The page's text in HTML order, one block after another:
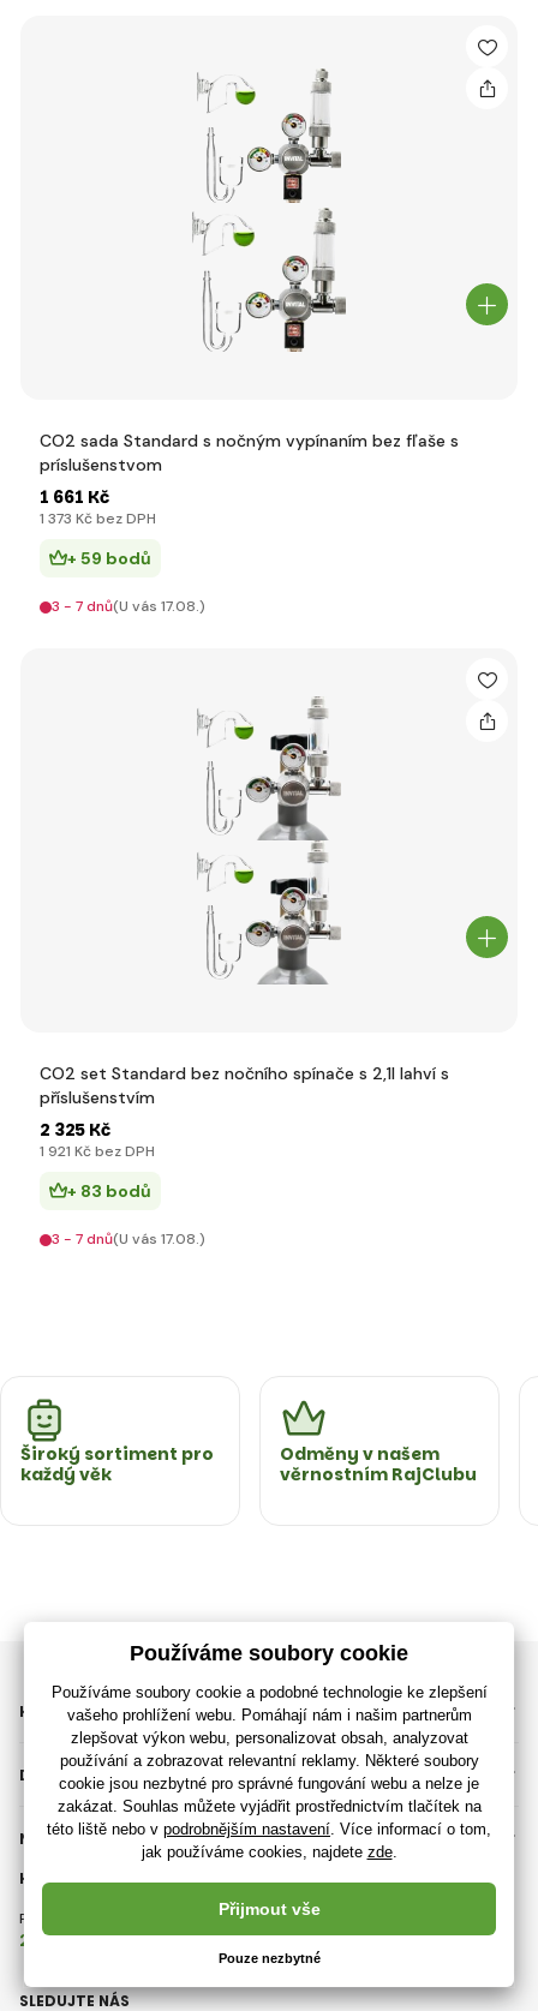
CO2 sada Standard s nočným vypínaním bez fľaše s
príslušenstvom
1 661 Kč
1 373 Kč bez DPH
+ 59 bodů
3 - 7 dnů(U vás 17.08.)
CO2 set Standard bez nočního spínače s 2,1l lahví s
příslušenstvím
2 325 Kč
1 921 Kč bez DPH
+ 83 bodů
3 - 7 dnů(U vás 17.08.)
Široký sortiment pro
každý věk
Odměny v našem
věrnostním RajClubu
KONTAKT
Pondělí - Pátek (9:00 - 15:00)
226 200 117
Obvykle odpovídáme do 8 hodin
info@rajhracky.cz
KATEGORIE
DŮLEŽITÉ INFORMACE
NEPŘEHLÉDNĚTE
SLEDUJTE NÁS